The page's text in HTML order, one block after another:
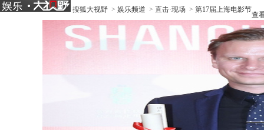
搜狐大视野 > 娱乐频道 > 直击·现场 > 第17届上海电影节
查